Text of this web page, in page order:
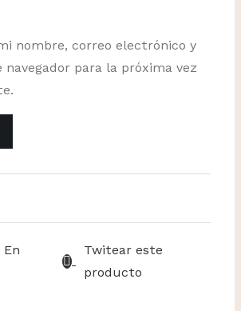
nombre, correo electrónico y
navegador para la próxima vez
Twitear este
producto